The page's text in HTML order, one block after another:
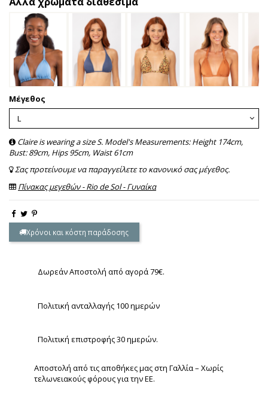
Μέγεθος
Claire is wearing a size S. Model's Measurements: Height 174cm,
Bust: 89cm, Hips 95cm, Waist 61cm
Σας προτείνουμε να παραγγείλετε το κανονικό σας μέγεθος.
Πίνακας μεγεθών - Rio de Sol - Γυναίκα
Χρόνοι και κόστη παράδοσης
Δωρεάν Αποστολή από αγορά 79€.
Πολιτική ανταλλαγής 100 ημερών
Πολιτική επιστροφής 30 ημερών.
Αποστολή από τις αποθήκες μας στη Γαλλία – Χωρίς
τελωνειακούς φόρους για την ΕΕ.